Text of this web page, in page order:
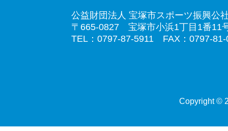
公益財団法人 宝塚市スポーツ振興公
〒665-0827 宝塚市小浜1丁目1番11
TEL：0797-87-5911 FAX：0797-81-
Copyright ©